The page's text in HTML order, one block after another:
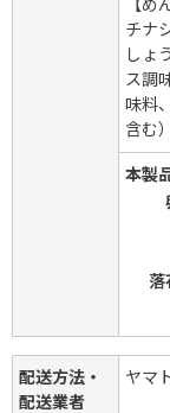
【
チナ
しょ
ス調
味料
含む）
本製
落
配送方法・
配送業者
ヤマ